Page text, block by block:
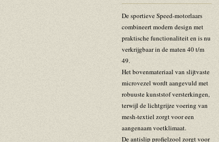
De sportieve Speed-motorlaars
combineert modern design met
praktische functionaliteit en is nu
verkrijgbaar in de maten 40 t/m
49.
Het bovenmateriaal van slijtvaste
microvezel wordt aangevuld met
robuuste kunststof versterkingen,
terwijl de lichtgrijze voering van
mesh-textiel zorgt voor een
aangenaam voetklimaat.
De antislip profielzool zorgt voor